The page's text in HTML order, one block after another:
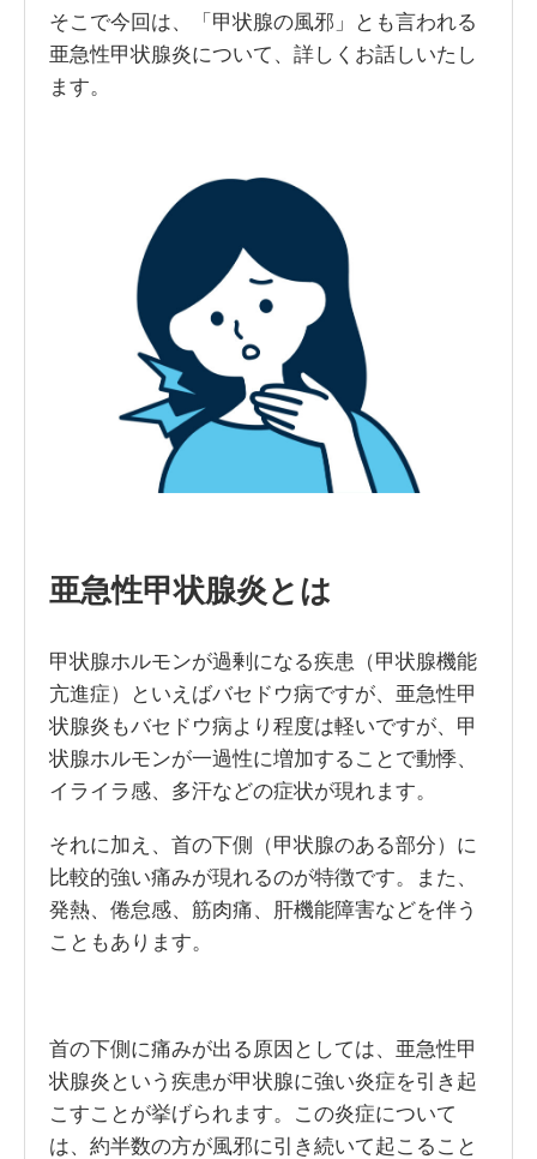
そこで今回は、「甲状腺の風邪」とも言われる
亜急性甲状腺炎について、詳しくお話しいたし
ます。
亜急性甲状腺炎とは
甲状腺ホルモンが過剰になる疾患（甲状腺機能
亢進症）といえばバセドウ病ですが、亜急性甲
状腺炎もバセドウ病より程度は軽いですが、甲
状腺ホルモンが一過性に増加することで動悸、
イライラ感、多汗などの症状が現れます。
それに加え、首の下側（甲状腺のある部分）に
比較的強い痛みが現れるのが特徴です。また、
発熱、倦怠感、筋肉痛、肝機能障害などを伴う
こともあります。
首の下側に痛みが出る原因としては、亜急性甲
状腺炎という疾患が甲状腺に強い炎症を引き起
こすことが挙げられます。この炎症について
は、約半数の方が風邪に引き続いて起こること